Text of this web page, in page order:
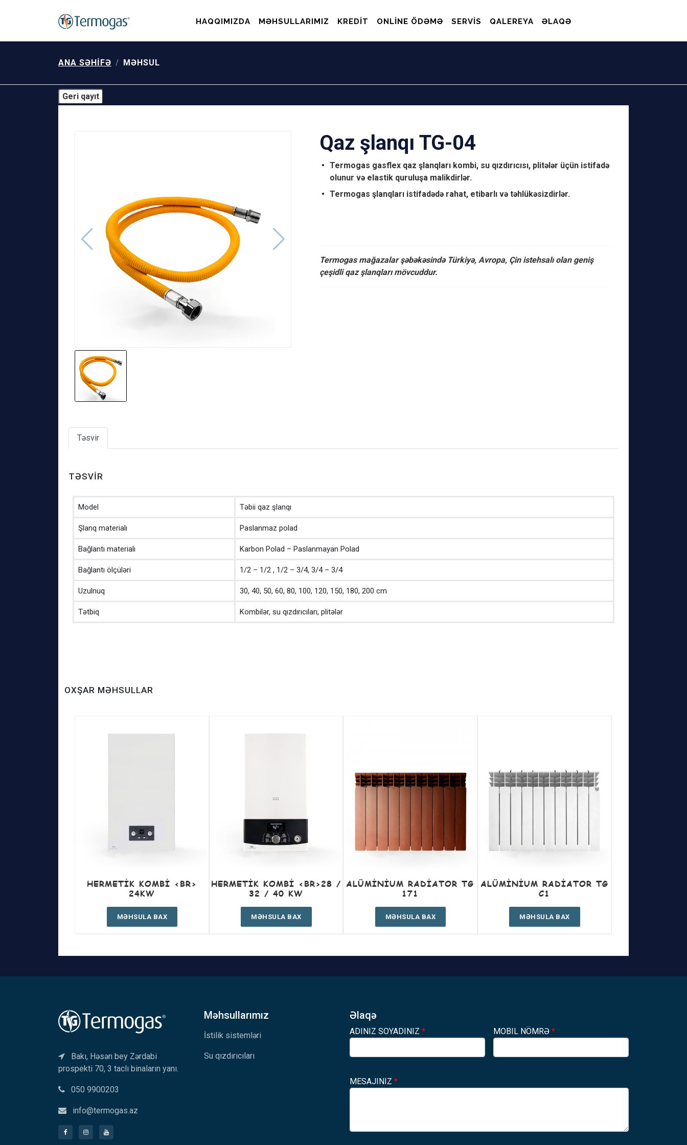
HAQQIMIZDA MƏHSULLARIMIZ KREDIT ONLINE ÖDƏMƏ SERVIS QALEREYA ƏLAQƏ
ANA SƏHIFƏ MƏHSUL
Geri qayıt
Qaz şlanqı TG-04
Termogas gasflex qaz şlanqları kombi, su qızdırıcısı, plitələr üçün istifadə
olunur və elastik quruluşa malikdirlər.
Termogas şlanqları istifadədə rahat, etibarlı və təhlükəsizdirlər.
Termogas mağazalar şəbəkəsində Türkiyə, Avropa, Çin istehsalı olan geniş
çeşidli qaz şlanqları mövcuddur.
Təsvir
TƏSVIR
Model Təbii qaz şlanqı
Şlanq materialı Paslanmaz polad
Bağlantı materialı Karbon Polad – Paslanmayan Polad
Bağlantı ölçüləri 1/2 – 1/2 , 1/2 – 3/4, 3/4 – 3/4
Uzulnuq 30, 40, 50, 60, 80, 100, 120, 150, 180, 200 cm
Tətbiq Kombilər, su qızdırıcıları, plitələr
OXŞAR MƏHSULLAR
HERMETIK KOMBI <BR>
24KW
MƏHSULA BAX
HERMETIK KOMBI <BR>28 /
32 / 40 KW
MƏHSULA BAX
ALÜMINIUM RADIATOR TG
171
MƏHSULA BAX
ALÜMINIUM RADIATOR TG
C1
MƏHSULA BAX
Bakı, Həsən bey Zərdabi
prospekti 70, 3 taclı binaların yanı.
050 9900203
info@termogas.az
Məhsullarımız
İstilik sistemləri
Su qızdırıcıları
Əlaqə
ADINIZ SOYADINIZ * MOBIL NÖMRƏ *
MESAJINIZ *